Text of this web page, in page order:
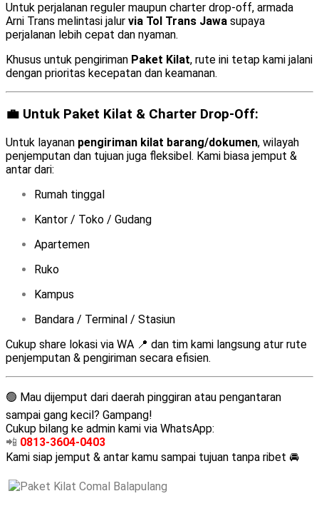
Untuk perjalanan reguler maupun charter drop-off, armada
Arni Trans melintasi jalur via Tol Trans Jawa supaya
perjalanan lebih cepat dan nyaman.
Khusus untuk pengiriman Paket Kilat, rute ini tetap kami jalani
dengan prioritas kecepatan dan keamanan.
💼 Untuk Paket Kilat & Charter Drop-Off:
Untuk layanan pengiriman kilat barang/dokumen, wilayah
penjemputan dan tujuan juga fleksibel. Kami biasa jemput &
antar dari:
Rumah tinggal
Kantor / Toko / Gudang
Apartemen
Ruko
Kampus
Bandara / Terminal / Stasiun
Cukup share lokasi via WA 📍 dan tim kami langsung atur rute
penjemputan & pengiriman secara efisien.
🟢 Mau dijemput dari daerah pinggiran atau pengantaran
sampai gang kecil? Gampang!
Cukup bilang ke admin kami via WhatsApp:
📲 0813-3604-0403
Kami siap jemput & antar kamu sampai tujuan tanpa ribet 🚘